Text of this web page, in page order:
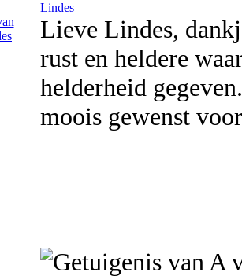
Lindes
Lieve Lindes,
rust en heldere
helderheid
moois gewenst